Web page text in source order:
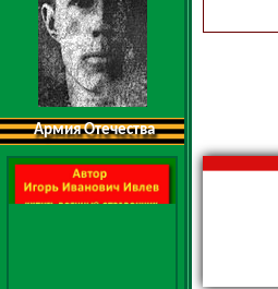
Армия Отечества